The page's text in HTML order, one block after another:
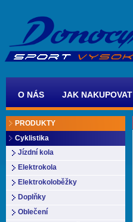
O NÁS JAK NAKUPOVAT
PRODUKTY
Cyklistika
Jízdní kola
Elektrokola
Elektrokoloběžky
Doplňky
Oblečení